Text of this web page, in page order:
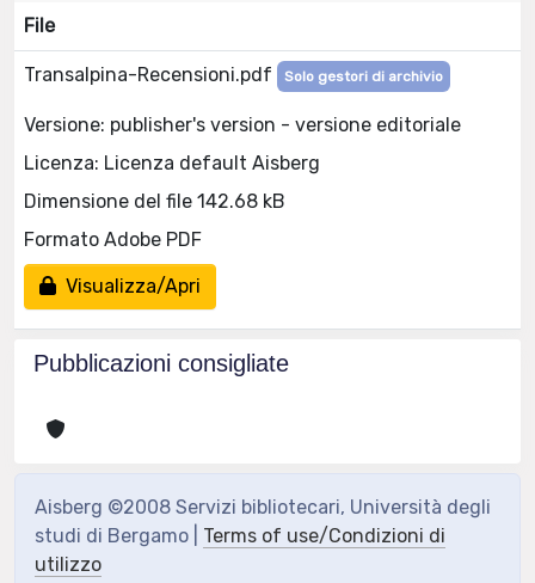
File
Transalpina-Recensioni.pdf Solo gestori di archivio
Versione: publisher's version - versione editoriale
Licenza: Licenza default Aisberg
Dimensione del file 142.68 kB
Formato Adobe PDF
Visualizza/Apri
Pubblicazioni consigliate
Aisberg ©2008 Servizi bibliotecari, Università degli
studi di Bergamo | Terms of use/Condizioni di
utilizzo